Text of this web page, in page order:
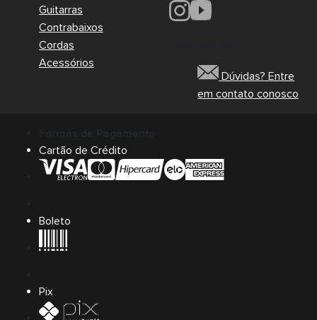
Guitarras
Contrabaixos
Cordas
Acessórios
Dúvidas? Entre
em contato conosco
Cartão de Crédito
Boleto
Pix